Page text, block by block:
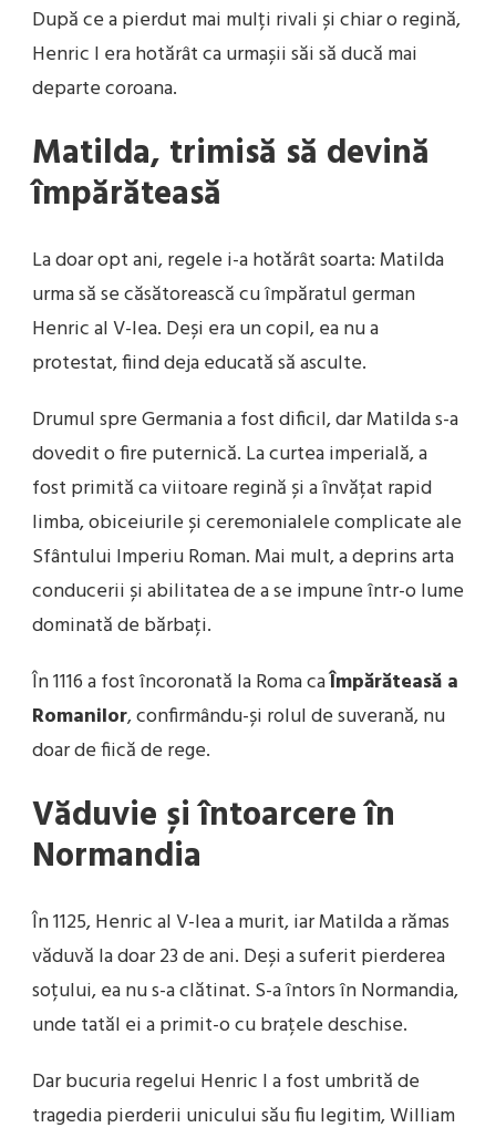
După ce a pierdut mai mulți rivali și chiar o regină,
Henric I era hotărât ca urmașii săi să ducă mai
departe coroana.
Matilda, trimisă să devină
împărăteasă
La doar opt ani, regele i-a hotărât soarta: Matilda
urma să se căsătorească cu împăratul german
Henric al V-lea. Deși era un copil, ea nu a
protestat, fiind deja educată să asculte.
Drumul spre Germania a fost dificil, dar Matilda s-a
dovedit o fire puternică. La curtea imperială, a
fost primită ca viitoare regină și a învățat rapid
limba, obiceiurile și ceremonialele complicate ale
Sfântului Imperiu Roman. Mai mult, a deprins arta
conducerii și abilitatea de a se impune într-o lume
dominată de bărbați.
În 1116 a fost încoronată la Roma caÎmpărăteasă a
Romanilor, confirmându-și rolul de suverană, nu
doar de fiică de rege.
Văduvie și întoarcere în
Normandia
În 1125, Henric al V-lea a murit, iar Matilda a rămas
văduvă la doar 23 de ani. Deși a suferit pierderea
soțului, ea nu s-a clătinat. S-a întors în Normandia,
unde tatăl ei a primit-o cu brațele deschise.
Dar bucuria regelui Henric I a fost umbrită de
tragedia pierderii unicului său fiu legitim, William